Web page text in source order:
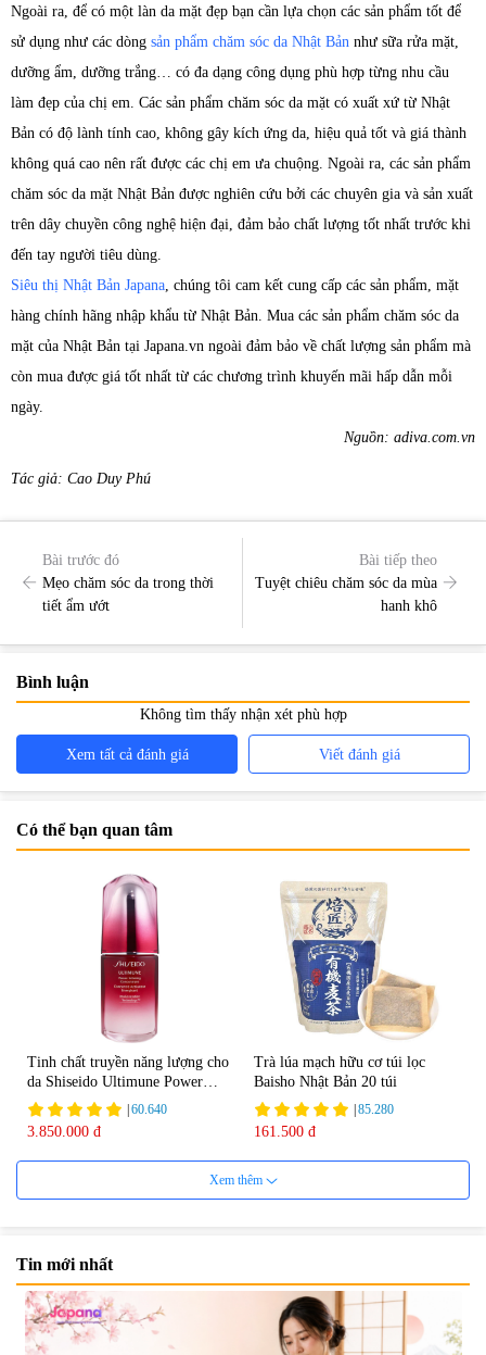
Ngoài ra, để có một làn da mặt đẹp bạn cần lựa chọn các sản phẩm tốt để
sử dụng như các dòng sản phẩm chăm sóc da Nhật Bản như sữa rửa mặt,
dưỡng ẩm, dưỡng trắng… có đa dạng công dụng phù hợp từng nhu cầu
làm đẹp của chị em. Các sản phẩm chăm sóc da mặt có xuất xứ từ Nhật
Bản có độ lành tính cao, không gây kích ứng da, hiệu quả tốt và giá thành
không quá cao nên rất được các chị em ưa chuộng. Ngoài ra, các sản phẩm
chăm sóc da mặt Nhật Bản được nghiên cứu bởi các chuyên gia và sản xuất
trên dây chuyền công nghệ hiện đại, đảm bảo chất lượng tốt nhất trước khi
đến tay người tiêu dùng.
Siêu thị Nhật Bản Japana, chúng tôi cam kết cung cấp các sản phẩm, mặt
hàng chính hãng nhập khẩu từ Nhật Bản. Mua các sản phẩm chăm sóc da
mặt của Nhật Bản tại Japana.vn ngoài đảm bảo về chất lượng sản phẩm mà
còn mua được giá tốt nhất từ các chương trình khuyến mãi hấp dẫn mỗi
ngày.
Nguồn: adiva.com.vn
Tác giả: Cao Duy Phú
Bài trước đó
Mẹo chăm sóc da trong thời
tiết ẩm ướt
Bài tiếp theo
Tuyệt chiêu chăm sóc da mùa
hanh khô
Bình luận
Không tìm thấy nhận xét phù hợp
Xem tất cả đánh giá Viết đánh giá
Có thể bạn quan tâm
Tinh chất truyền năng lượng cho
da Shiseido Ultimune Power
75ml
60.640
3.850.000 đ
Trà lúa mạch hữu cơ túi lọc
Baisho Nhật Bản 20 túi
85.280
161.500 đ
Xem thêm
Tin mới nhất